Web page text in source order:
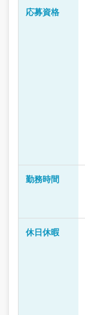
応募資格
勤務時間
休日休暇